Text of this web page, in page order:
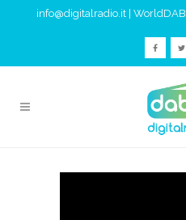
info@digitalradio.it WorldDAB